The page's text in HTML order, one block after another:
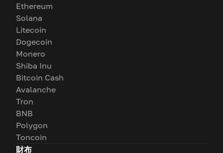
Ethereum
Solana
Litecoin
Dogecoin
Monero
Shiba Inu
Bitcoin Cash
Avalanche
Tron
BNB
Polygon
Toncoin
財布